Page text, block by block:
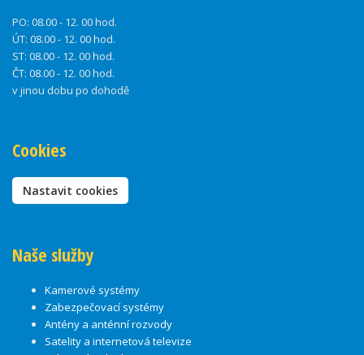
PO: 08.00 - 12. 00 hod.
ÚT: 08.00 - 12. 00 hod.
ST: 08.00 - 12. 00 hod.
ČT: 08.00 - 12. 00 hod.
v jinou dobu po dohodě
Cookies
Nastavit cookies
Naše služby
Kamerové systémy
Zabezpečovací systémy
Antény a anténní rozvody
Satelity a internetová televize